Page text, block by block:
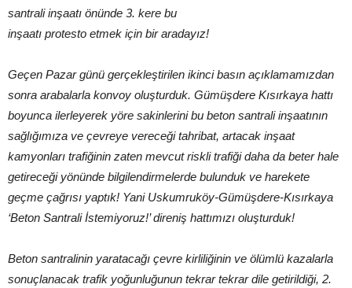
santrali inşaatı önünde 3. kere bu
inşaatı protesto etmek için bir aradayız!
Geçen Pazar günü gerçekleştirilen ikinci basın açıklamamızdan
sonra arabalarla konvoy oluşturduk. Gümüşdere Kısırkaya hattı
boyunca ilerleyerek yöre sakinlerini bu beton santrali inşaatının
sağlığımıza ve çevreye vereceği tahribat, artacak inşaat
kamyonları trafiğinin zaten mevcut riskli trafiği daha da beter hale
getireceği yönünde bilgilendirmelerde bulunduk ve harekete
geçme çağrısı yaptık! Yani Uskumruköy-Gümüşdere-Kısırkaya
‘Beton Santrali İstemiyoruz!’ direniş hattımızı oluşturduk!
Beton santralinin yaratacağı çevre kirliliğinin ve ölümlü kazalarla
sonuçlanacak trafik yoğunluğunun tekrar tekrar dile getirildiği, 2.